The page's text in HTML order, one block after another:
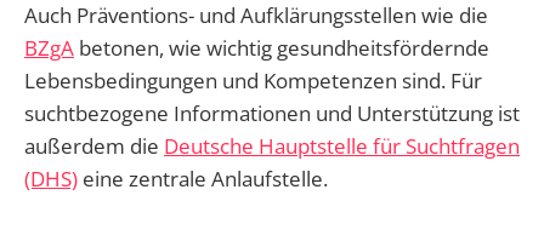
Auch Präventions- und Aufklärungsstellen wie die
BZgA betonen, wie wichtig gesundheitsfördernde
Lebensbedingungen und Kompetenzen sind. Für
suchtbezogene Informationen und Unterstützung ist
außerdem die Deutsche Hauptstelle für Suchtfragen
(DHS) eine zentrale Anlaufstelle.